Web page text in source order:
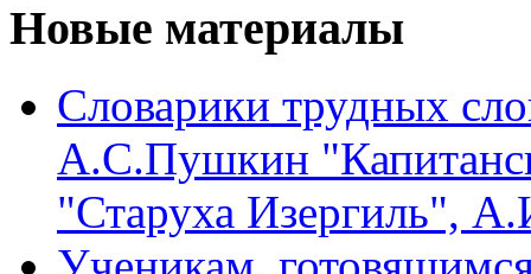
Новые материалы
Словарики трудных
А.С.Пушкин
"Старуха Изергиль",